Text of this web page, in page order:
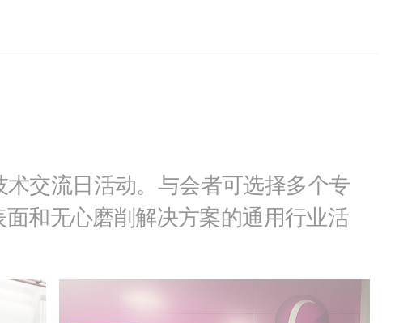
交流日活动。与会者可选择多个专
和无心磨削解决方案的通用行业活